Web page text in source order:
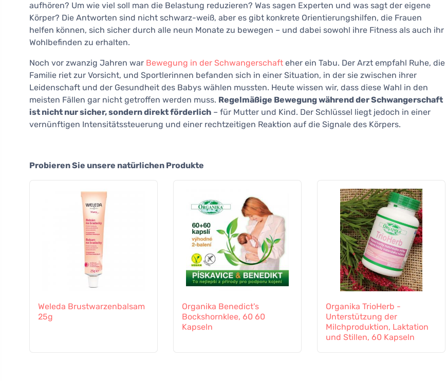
aufhören? Um wie viel soll man die Belastung reduzieren? Was sagen Experten und was sagt der eigene
Körper? Die Antworten sind nicht schwarz-weiß, aber es gibt konkrete Orientierungshilfen, die Frauen
helfen können, sich sicher durch alle neun Monate zu bewegen – und dabei sowohl ihre Fitness als auch ihr
Wohlbefinden zu erhalten.
Noch vor zwanzig Jahren war Bewegung in der Schwangerschaft eher ein Tabu. Der Arzt empfahl Ruhe, die
Familie riet zur Vorsicht, und Sportlerinnen befanden sich in einer Situation, in der sie zwischen ihrer
Leidenschaft und der Gesundheit des Babys wählen mussten. Heute wissen wir, dass diese Wahl in den
meisten Fällen gar nicht getroffen werden muss. Regelmäßige Bewegung während der Schwangerschaft
ist nicht nur sicher, sondern direkt förderlich – für Mutter und Kind. Der Schlüssel liegt jedoch in einer
vernünftigen Intensitätssteuerung und einer rechtzeitigen Reaktion auf die Signale des Körpers.
Probieren Sie unsere natürlichen Produkte
Weleda Brustwarzenbalsam
25g
Organika Benedict's
Bockshornklee, 60 60
Kapseln
Organika TrioHerb -
Unterstützung der
Milchproduktion, Laktation
und Stillen, 60 Kapseln